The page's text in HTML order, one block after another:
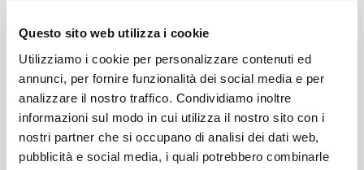
Questo sito web utilizza i cookie
Utilizziamo i cookie per personalizzare contenuti ed
annunci, per fornire funzionalità dei social media e per
analizzare il nostro traffico. Condividiamo inoltre
informazioni sul modo in cui utilizza il nostro sito con i
nostri partner che si occupano di analisi dei dati web,
pubblicità e social media, i quali potrebbero combinarle
Classe 1993, irlandese, Niall Horan nel
2010 prende parte alle audizioni del talent